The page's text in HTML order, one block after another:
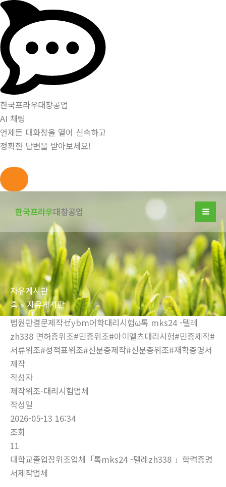
한국프라우대창공업
AI 채팅
언제든 대화창을 열어 신속하고
정확한 답변을 받아보세요!
너
뛰
기
한국프라우대창공업
자유게시판
홈
자유게시판
법원판결문제작ゼybm어학대리시험ω톡 mks24 -텔레
zh338 면허증위조#민증위조#아이엘츠대리시험#민증제작#
서류위조#성적표위조#신분증제작#신분증위조#재학증명서
제작
작성자
제작위조-대리시험업체
작성일
2026-05-13 16:34
조회
11
대학교졸업장위조업체「톡mks24 -텔레zh338 」학력증명
서제작업체